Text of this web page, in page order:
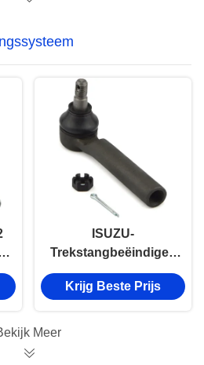
ISUZU-
Trekstangbeëindigen
8-97107349-2 NKR
NHR NPR NQR
Krijg Beste Prijs
Meer